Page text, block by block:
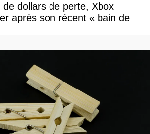
de dollars de perte, Xbox
après son récent « bain de